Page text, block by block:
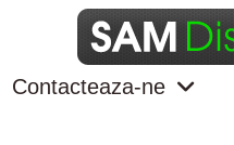
Contacteaza-ne